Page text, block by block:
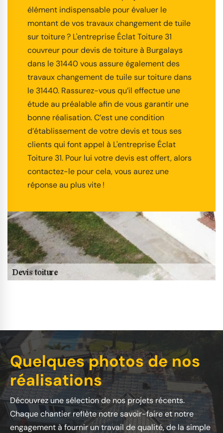
élément indispensable pour évaluer le
montant de vos travaux changement de tuile
sur toiture ? L'entreprise Éclat Toiture 31
couvreur pour devis de toiture à Burgalays
dans le 31440 vous assure également des
travaux changement de tuile sur toiture dans
le 31440. Rassurez-vous qu’il effectue une
étude au préalable afin de vous garantir une
bonne réalisation. C’est une condition
d’établissement de votre devis et tous ses
clients qui font appel à L'entreprise Éclat
Toiture 31. Pour lui votre devis est offert, alors
contactez-le pour cela, vous aurez une
réponse au plus vite !
Quelques photos de nos
réalisations
Découvrez une sélection de nos projets récents.
Chaque chantier reflète notre savoir-faire et notre
engagement à fournir un travail de qualité, de la simple